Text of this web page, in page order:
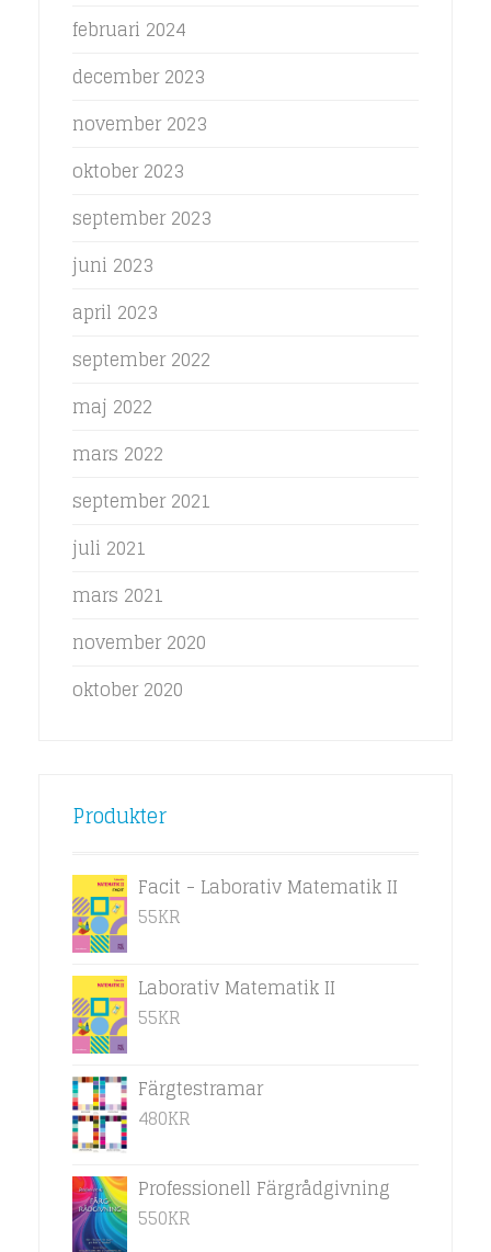
februari 2024
december 2023
november 2023
oktober 2023
september 2023
juni 2023
april 2023
september 2022
maj 2022
mars 2022
september 2021
juli 2021
mars 2021
november 2020
oktober 2020
Produkter
Facit - Laborativ Matematik II
55KR
Laborativ Matematik II
55KR
Färgtestramar
480KR
Professionell Färgrådgivning
550KR